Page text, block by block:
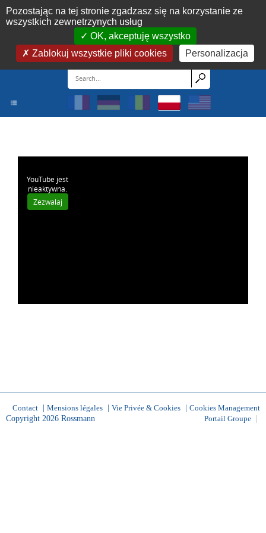
YouTube jest
nieaktywna.
Zezwalaj
Cookies Management
Vie Privée & Cookies
Mensions légales
Contact
Portail Groupe
Copyright 2026 Rossmann
Panel zarządzania plikami cookies
Pozostając na tej stronie zgadzasz się na korzystanie ze
wszystkich zewnetrzynych usług
OK, akceptuję wszystko
Zablokuj wszystkie pliki cookies
Personalizacja